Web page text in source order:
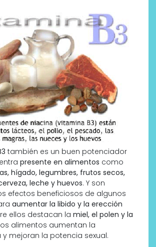
también es un buen potenciador
presente en alimentos como
hígado, legumbres, frutos secos,
leche y huevos. Y son
efectos beneficiosos de algunos
aumentar la libido y la erección
ellos destacan la miel, el polen y la
alimentos aumentan la
mejoran la potencia sexual.